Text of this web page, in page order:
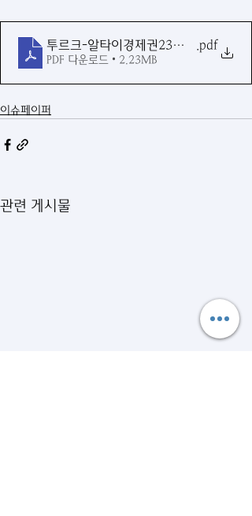
투르크-알타이경제권23호_내지.pdf
PDF 다운로드 • 2.23MB
이슈페이퍼
관련 게시물